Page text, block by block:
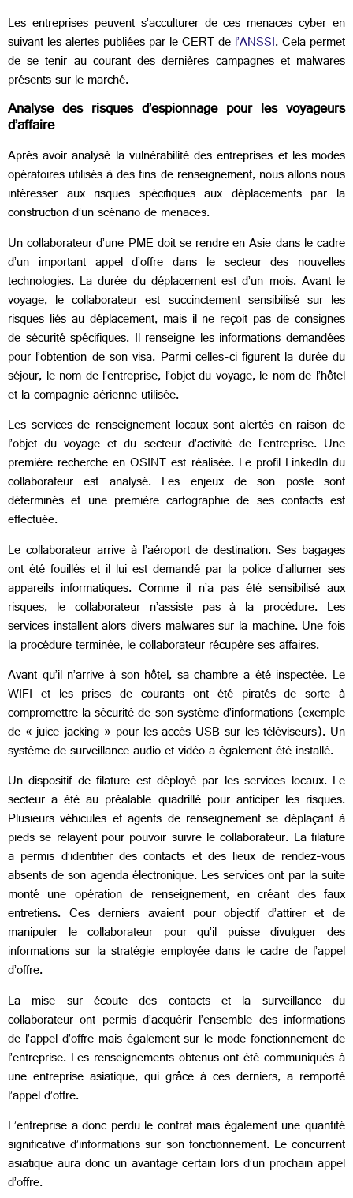
Les entreprises peuvent s’acculturer de ces menaces cyber en
suivant les alertes publiées par le CERT del’ANSSI. Cela permet
de se tenir au courant des dernières campagnes et malwares
présents sur le marché.
Analyse des risques d’espionnage pour les voyageurs
d’affaire
Après avoir analysé la vulnérabilité des entreprises et les modes
opératoires utilisés à des fins de renseignement, nous allons nous
intéresser aux risques spécifiques aux déplacements par la
construction d’un scénario de menaces.
Un collaborateur d’une PME doit se rendre en Asie dans le cadre
d’un important appel d’offre dans le secteur des nouvelles
technologies. La durée du déplacement est d’un mois. Avant le
voyage, le collaborateur est succinctement sensibilisé sur les
risques liés au déplacement, mais il ne reçoit pas de consignes
de sécurité spécifiques. Il renseigne les informations demandées
pour l’obtention de son visa. Parmi celles-ci figurent la durée du
séjour, le nom de l’entreprise, l’objet du voyage, le nom de l’hôtel
et la compagnie aérienne utilisée.
Les services de renseignement locaux sont alertés en raison de
l’objet du voyage et du secteur d’activité de l’entreprise. Une
première recherche en OSINT est réalisée. Le profil LinkedIn du
collaborateur est analysé. Les enjeux de son poste sont
déterminés et une première cartographie de ses contacts est
effectuée.
Le collaborateur arrive à l’aéroport de destination. Ses bagages
ont été fouillés et il lui est demandé par la police d’allumer ses
appareils informatiques. Comme il n’a pas été sensibilisé aux
risques, le collaborateur n’assiste pas à la procédure. Les
services installent alors divers malwares sur la machine. Une fois
la procédure terminée, le collaborateur récupère ses affaires.
Avant qu’il n’arrive à son hôtel, sa chambre a été inspectée. Le
WIFI et les prises de courants ont été piratés de sorte à
compromettre la sécurité de son système d’informations (exemple
de « juice-jacking » pour les accès USB sur les téléviseurs). Un
système de surveillance audio et vidéo a également été installé.
Un dispositif de filature est déployé par les services locaux. Le
secteur a été au préalable quadrillé pour anticiper les risques.
Plusieurs véhicules et agents de renseignement se déplaçant à
pieds se relayent pour pouvoir suivre le collaborateur. La filature
a permis d’identifier des contacts et des lieux de rendez-vous
absents de son agenda électronique. Les services ont par la suite
monté une opération de renseignement, en créant des faux
entretiens. Ces derniers avaient pour objectif d’attirer et de
manipuler le collaborateur pour qu’il puisse divulguer des
informations sur la stratégie employée dans le cadre de l’appel
d’offre.
La mise sur écoute des contacts et la surveillance du
collaborateur ont permis d’acquérir l’ensemble des informations
de l’appel d’offre mais également sur le mode fonctionnement de
l’entreprise. Les renseignements obtenus ont été communiqués à
une entreprise asiatique, qui grâce à ces derniers, a remporté
l’appel d’offre.
L’entreprise a donc perdu le contrat mais également une quantité
significative d’informations sur son fonctionnement. Le concurrent
asiatique aura donc un avantage certain lors d’un prochain appel
d’offre.